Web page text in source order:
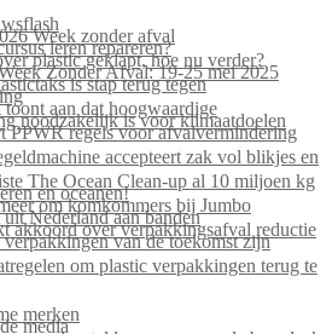
Week zonder afval
leren repareren?
plastic geklapt, hoe nu verder?
Zonder Afval: 19-25 mei 2025
is stap terug tegen
aan dat hoogwaardige
noodzakelijk is voor klimaatdoelen
PPWR regels voor afvalvermindering
accepteert zak vol blikjes en
The Ocean Clean-up al 10 miljoen kg
en oceanen!
om komkommers bij Jumbo
Nederland aan banden
akkoord over verpakkingsafval reductie
verpakkingen van de toekomst zijn
om plastic verpakkingen terug te
merken
media